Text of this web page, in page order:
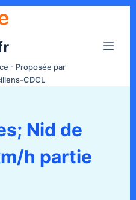
- Proposée par
CDCL
Nid de
h partie